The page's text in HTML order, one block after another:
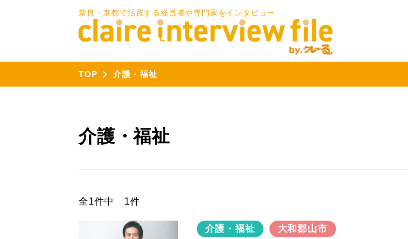
奈良・京都で活躍する経営者や専門家をインタビュー
TOP 介護・福祉
介護・福祉
全1件中 1件
介護・福祉 大和郡山市